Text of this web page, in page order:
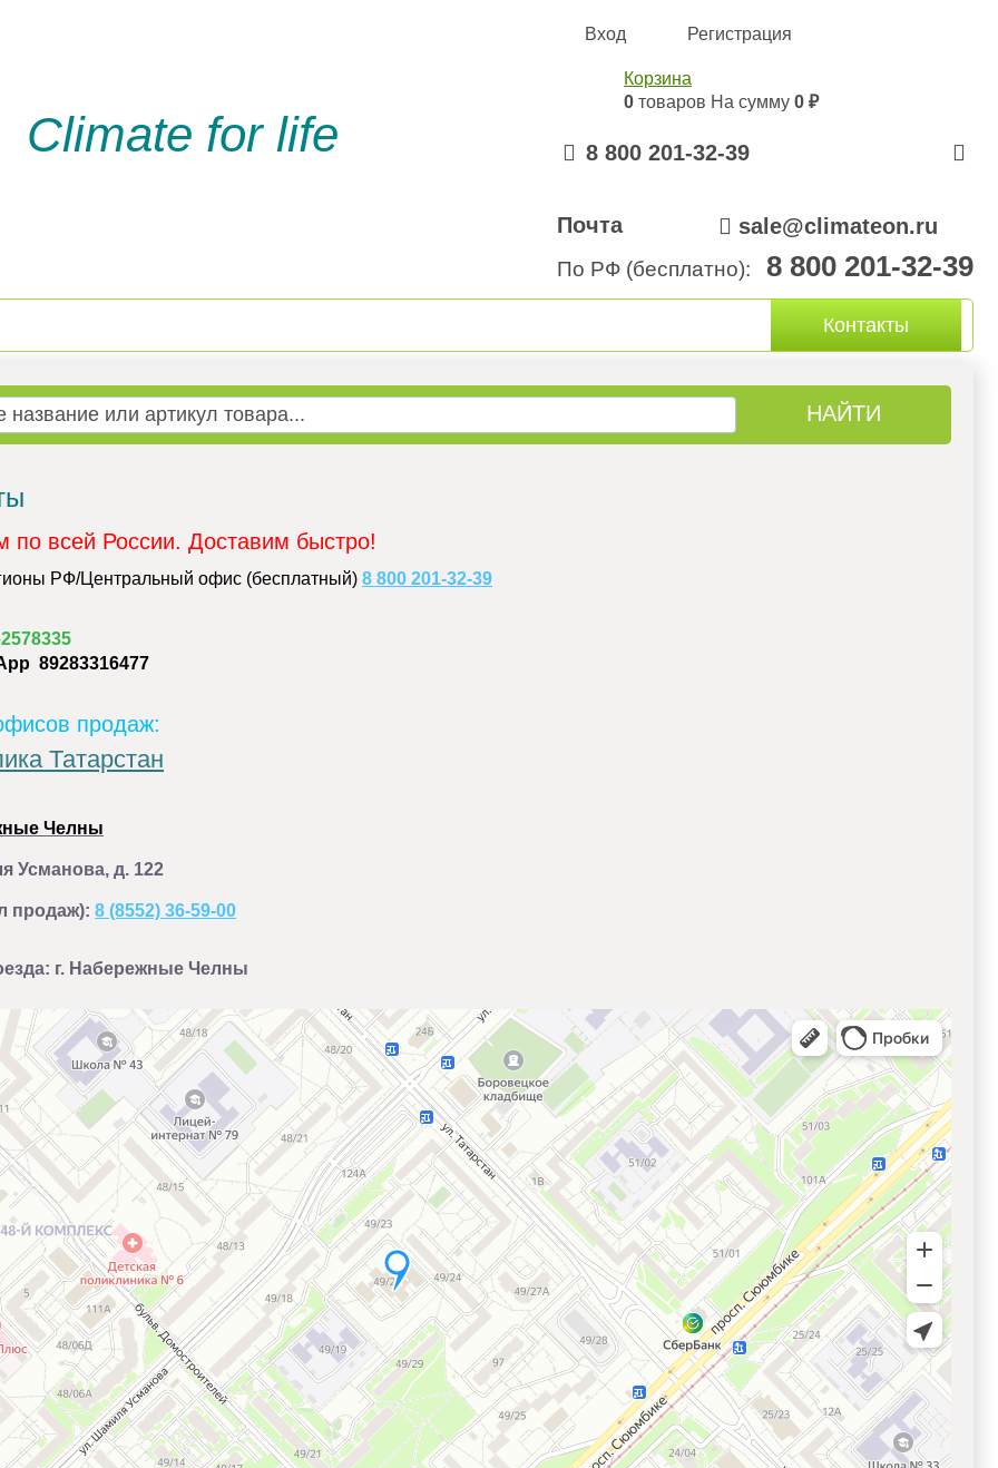
Climate for life
Вход Регистрация
Корзина
0 товаров На сумму 0 ₽
8 800 201-32-39
Почта sale@climateon.ru
По РФ (бесплатно): 8 800 201-32-39
Контакты
по всей России. Доставим быстро!
РФ/Центральный офис (бесплатный) 8 800 201-32-39
89283316477
продаж:
Татарстан
Челны
Усманова, д. 122
продаж): 8 (8552) 36-59-00
г. Набережные Челны